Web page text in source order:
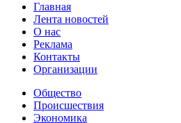
Главная
Лента новостей
О нас
Реклама
Контакты
Организации
Общество
Происшествия
Экономика